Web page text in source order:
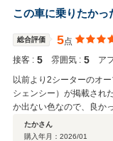
すが、安心してお任
誠実な対応を心がけ
します。
この車に乗りたかっ
総合評価 5点
接客 : 5 雰囲気 : 5 ア
以前より2シーターのオ
シェンシー）が掲載され
か出ない色なので、良か
たかさん
購入年月： 2026/01